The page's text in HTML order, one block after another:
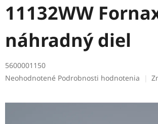
11132WW
náhradný diel
5600001150
Priemerné
produktu
Neohodnotené Podrobnosti hodnotenia